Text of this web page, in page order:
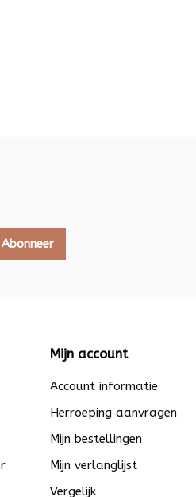
Abonneer
Mijn account
Account informatie
Herroeping aanvragen
Mijn bestellingen
Mijn verlanglijst
Vergelijk